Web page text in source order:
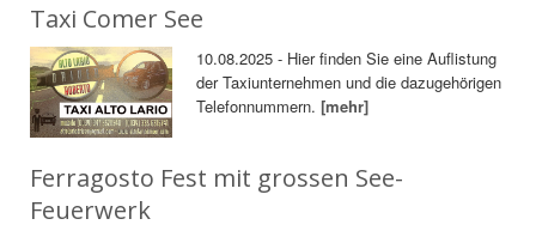
Taxi Comer See
10.08.2025 - Hier finden Sie eine Auflistung
der Taxiunternehmen und die dazugehörigen
Telefonnummern.[mehr]
Ferragosto Fest mit grossen See-
Feuerwerk